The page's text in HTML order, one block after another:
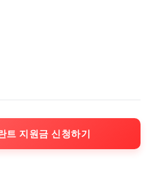
트 지원금 신청하기